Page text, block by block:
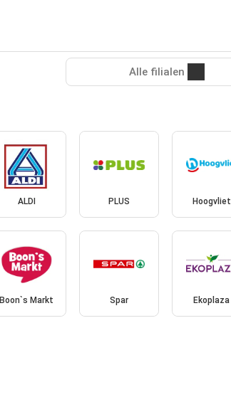
Alle filialen
ALDI PLUS Hoogvliet
Boon`s Markt Spar Ekoplaza